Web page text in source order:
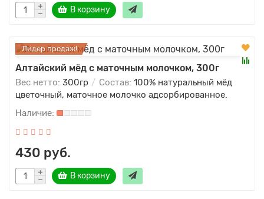
В корзину
Лидер продаж!
Алтайский мёд с маточным молочком, 300г
Вес нетто: 300гр Состав: 100% натуральный мёд
цветочный, маточное молочко адсорбированное.
430 руб.
В корзину